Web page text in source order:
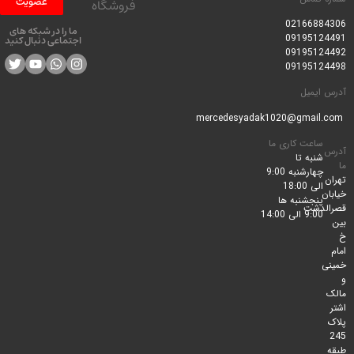
ساعت کاری ما
شنبه تا
چهارشنبه 9:00
الی 18:00
پنجشنبه ها
9:00 الی 14:00
فروشگاه
ما را در شبکه های
اجتماعی دنبال کنید